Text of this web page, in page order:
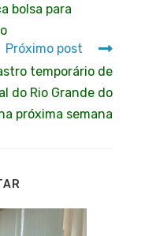
bolsa para
Próximo post
temporário de
do Rio Grande do
próxima semana